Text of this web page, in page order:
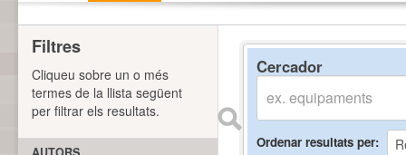
Cercador
Ordenar resultats per
Filtres
Cliqueu sobre un o més
termes de la llista següent
per filtrar els resultats.